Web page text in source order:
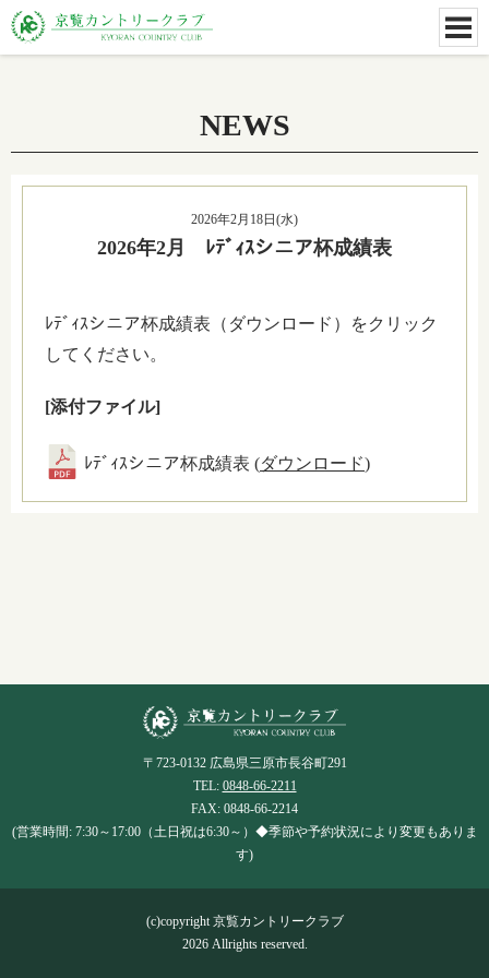
NEWS
2026年2月18日(水)
2026年2月 ﾚﾃﾞｨｽシニア杯成績表
ﾚﾃﾞｨｽシニア杯成績表（ダウンロード）をクリック
してください。
[添付ファイル]
ﾚﾃﾞｨｽシニア杯成績表 (ダウンロード)
〒723-0132 広島県三原市長谷町291
TEL: 0848-66-2211
FAX: 0848-66-2214
(営業時間: 7:30～17:00（土日祝は6:30～）◆季節や予約状況により変更もありま
す)
(c)copyright 京覧カントリークラブ
2026 Allrights reserved.